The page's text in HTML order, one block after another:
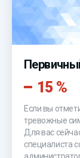
15 %
Если вы
тревожные
Для вас
специалиста